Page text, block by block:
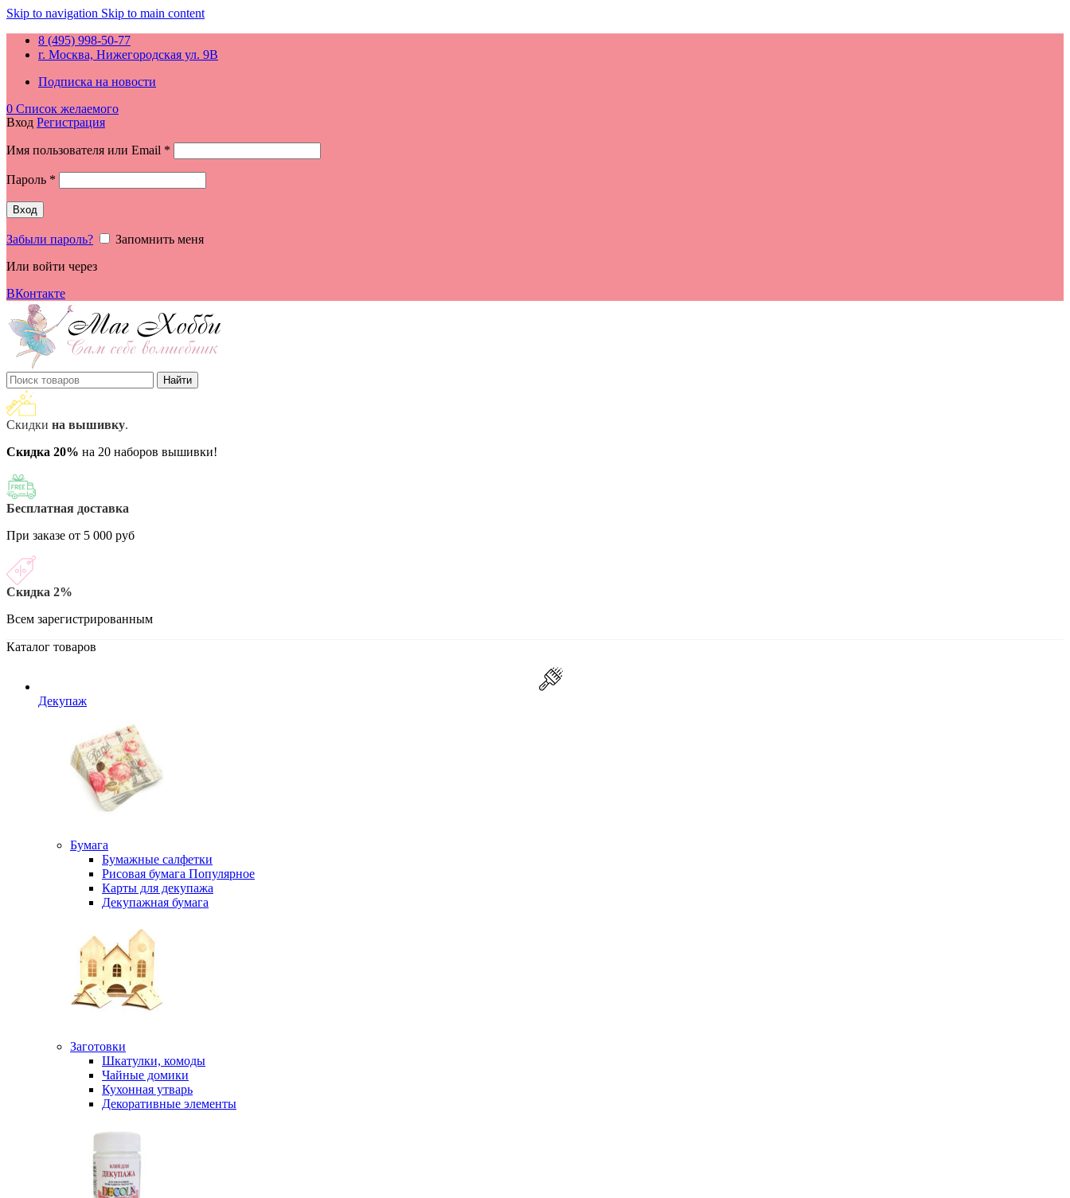
Skip to navigation Skip to main content
8 (495) 998-50-77
г. Москва, Нижегородская ул. 9В
Подписка на новости
0 Список желаемого
Вход Регистрация
Имя пользователя или Email *
Пароль *
Вход
Забыли пароль?
Запомнить меня
Или войти через
ВКонтакте
Найти
Скидки на вышивку.
Скидка 20% на 20 наборов вышивки!
Бесплатная доставка
При заказе от 5 000 руб
Скидка 2%
Всем зарегистрированным
Каталог товаров
Декупаж
Бумага
Бумажные салфетки
Рисовая бумага Популярное
Карты для декупажа
Декупажная бумага
Заготовки
Шкатулки, комоды
Чайные домики
Кухонная утварь
Декоративные элементы